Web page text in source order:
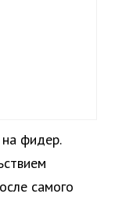
фидер.
самого